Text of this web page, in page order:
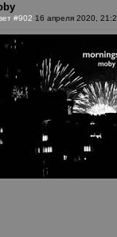
#902 16 апреля 2020,